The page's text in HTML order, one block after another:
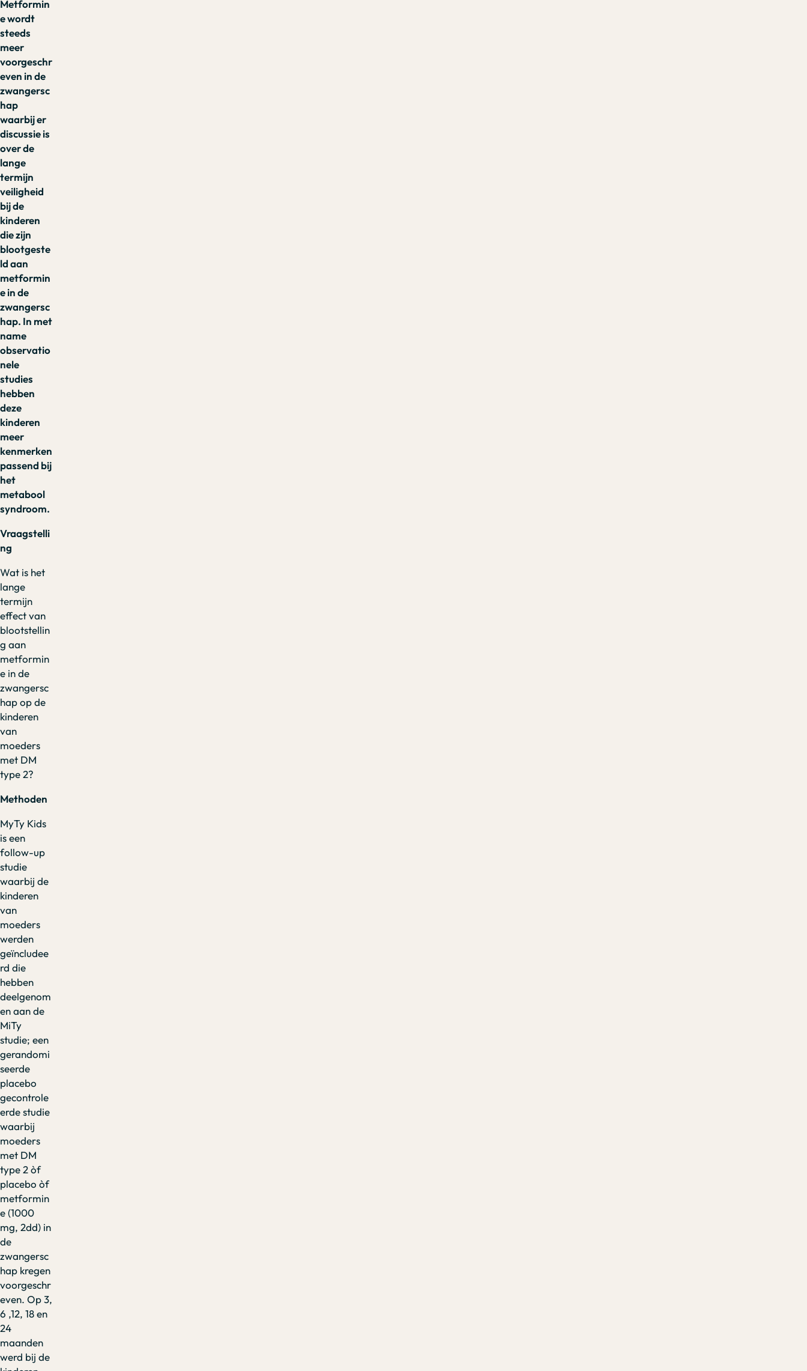
Metformin
e wordt
steeds
meer
voorgeschr
even in de
zwangersc
hap
waarbij er
discussie is
over de
lange
termijn
veiligheid
bij de
kinderen
die zijn
blootgeste
ld aan
metformin
e in de
zwangersc
hap. In met
name
observatio
nele
studies
hebben
deze
kinderen
meer
kenmerken
passend bij
het
metabool
syndroom.
Vraagstelli
ng
Wat is het
lange
termijn
effect van
blootstellin
g aan
metformin
e in de
zwangersc
hap op de
kinderen
van
moeders
met DM
type 2?
Methoden
MyTy Kids
is een
follow-up
studie
waarbij de
kinderen
van
moeders
werden
geïncludee
rd die
hebben
deelgenom
en aan de
MiTy
studie; een
gerandomi
seerde
placebo
gecontrole
erde studie
waarbij
moeders
met DM
type 2 òf
placebo òf
metformin
e (1000
mg, 2dd) in
de
zwangersc
hap kregen
voorgeschr
even. Op 3,
6 ,12, 18 en
24
maanden
werd bij de